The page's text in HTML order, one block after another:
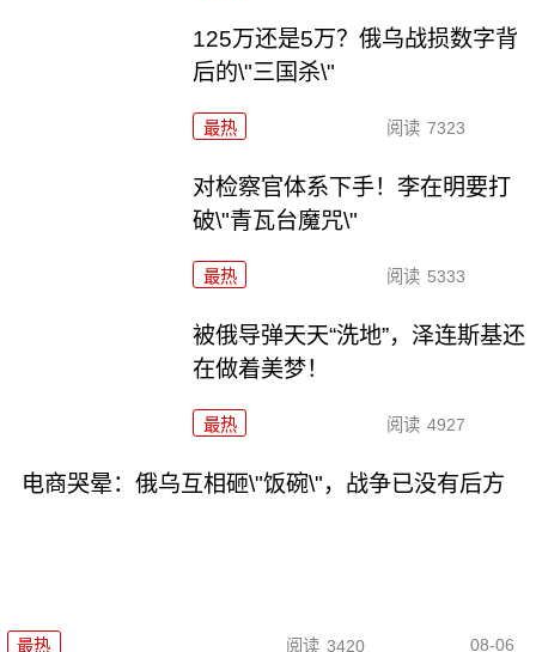
125万还是5万？俄乌战损数字背
后的\"三国杀\"
最热 阅读 7323
对检察官体系下手！李在明要打
破\"青瓦台魔咒\"
最热 阅读 5333
被俄导弹天天“洗地”，泽连斯基还
在做着美梦！
最热 阅读 4927
电商哭晕：俄乌互相砸\"饭碗\"，战争已没有后方
最热 阅读 3420 08-06